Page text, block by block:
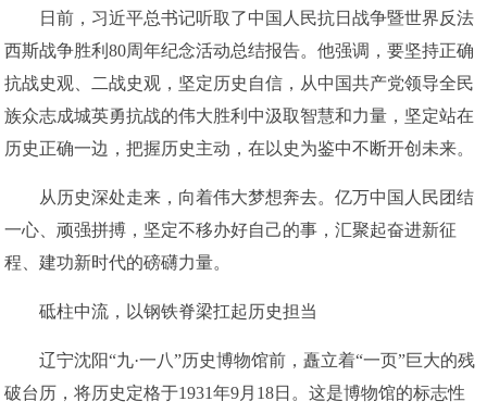
日前，习近平总书记听取了中国人民抗日战争暨世界反法
西斯战争胜利80周年纪念活动总结报告。他强调，要坚持正确
抗战史观、二战史观，坚定历史自信，从中国共产党领导全民
族众志成城英勇抗战的伟大胜利中汲取智慧和力量，坚定站在
历史正确一边，把握历史主动，在以史为鉴中不断开创未来。
从历史深处走来，向着伟大梦想奔去。亿万中国人民团结
一心、顽强拼搏，坚定不移办好自己的事，汇聚起奋进新征
程、建功新时代的磅礴力量。
砥柱中流，以钢铁脊梁扛起历史担当
辽宁沈阳“九·一八”历史博物馆前，矗立着“一页”巨大的残
破台历，将历史定格于1931年9月18日。这是博物馆的标志性